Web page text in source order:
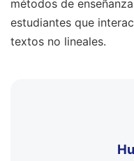
métodos de
estudiantes que
textos no lineales.